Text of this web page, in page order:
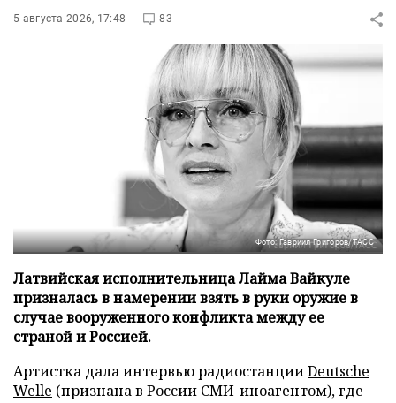
5 августа 2026, 17:48 83
Фото: Гавриил Григоров/ТАСС
Латвийская исполнительница Лайма Вайкуле
призналась в намерении взять в руки оружие в
случае вооруженного конфликта между ее
страной и Россией.
Артистка дала интервью радиостанцииDeutsche
Welle (признана в России СМИ-иноагентом), где